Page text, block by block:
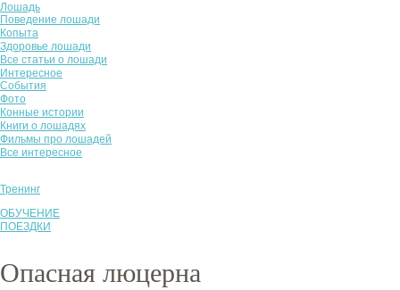
Лошадь
Поведение лошади
Копыта
Здоровье лошади
Все статьи о лошади
Интересное
События
Фото
Конные истории
Книги о лошадях
Фильмы про лошадей
Все интересное
Тренинг
ОБУЧЕНИЕ
ПОЕЗДКИ
Опасная люцерна